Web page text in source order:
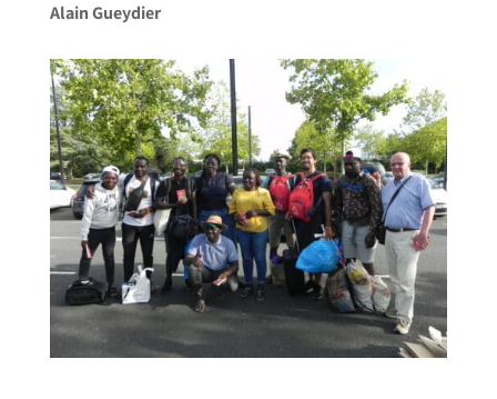
Alain Gueydier